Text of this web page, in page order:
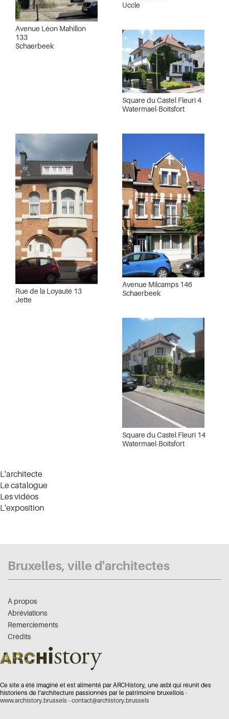
Avenue Léon Mahillon
133
Schaerbeek
Uccle
Square du Castel Fleuri 4
Watermael-Boitsfort
Rue de la Loyauté 13
Jette
Avenue Milcamps 146
Schaerbeek
Square du Castel Fleuri 14
Watermael-Boitsfort
L'architecte
Le catalogue
Les vidéos
L'exposition
Bruxelles, ville d'architectes
À propos
Abréviations
Remerciements
Crédits
Ce site a été imaginé et est alimenté par ARCHistory, une asbl qui réunit des
historiens de l’architecture passionnés par le patrimoine bruxellois -
www.archistory.brussels - contact@archistory.brussels